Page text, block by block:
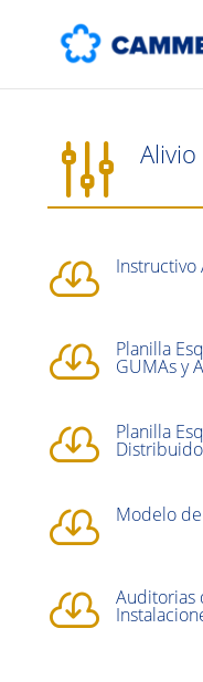
g
 Instructivo
 Planilla
GUMAs y
 Planilla
 Modelo
 Auditorias